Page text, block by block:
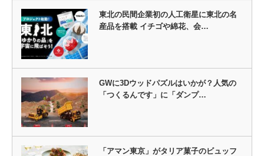
東北の民間企業初の人工衛星に東北の名
産品を搭載 イチゴや綿花、会…
GWに3Dウッドパズルはいかが？人気の
「つくるんです」に「ダンプ…
「アマン東京」がタリア菓子のビュッフ